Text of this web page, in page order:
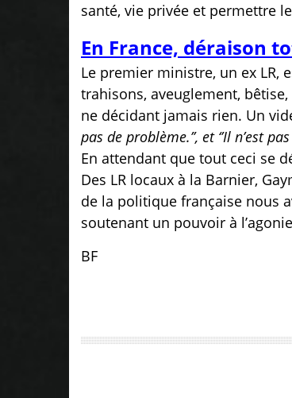
santé, vie privée et permettre
En France, déraison
Le premier ministre, un ex LR,
trahisons, aveuglement,
ne décidant jamais rien. Un
pas de problème.’’, et ‘’Il n’est
En attendant que tout ceci se
Des LR locaux à la Barnier,
de la politique française nous
soutenant un pouvoir à
BF